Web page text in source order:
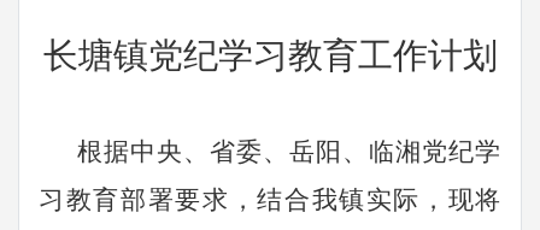
长塘镇党纪学习教育工作计划
根据中央、省委、岳阳、临湘党纪学
习教育部署要求，结合我镇实际，现将